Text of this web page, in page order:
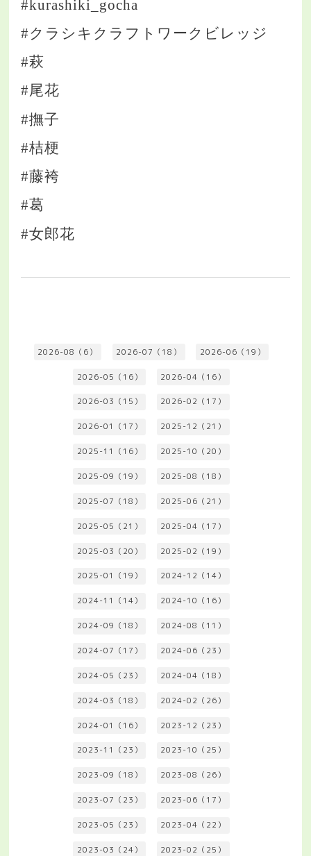
#kurashiki_gocha
#クラシキクラフトワークビレッジ
#萩
#尾花
#撫子
#桔梗
#藤袴
#葛
#女郎花
2026-08（6） 2026-07（18） 2026-06（19）
2026-05（16） 2026-04（16）
2026-03（15） 2026-02（17）
2026-01（17） 2025-12（21）
2025-11（16） 2025-10（20）
2025-09（19） 2025-08（18）
2025-07（18） 2025-06（21）
2025-05（21） 2025-04（17）
2025-03（20） 2025-02（19）
2025-01（19） 2024-12（14）
2024-11（14） 2024-10（16）
2024-09（18） 2024-08（11）
2024-07（17） 2024-06（23）
2024-05（23） 2024-04（18）
2024-03（18） 2024-02（26）
2024-01（16） 2023-12（23）
2023-11（23） 2023-10（25）
2023-09（18） 2023-08（26）
2023-07（23） 2023-06（17）
2023-05（23） 2023-04（22）
2023-03（24） 2023-02（25）